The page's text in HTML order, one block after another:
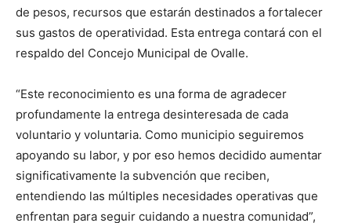
de pesos, recursos que estarán destinados a fortalecer
sus gastos de operatividad. Esta entrega contará con el
respaldo del Concejo Municipal de Ovalle.
“Este reconocimiento es una forma de agradecer
profundamente la entrega desinteresada de cada
voluntario y voluntaria. Como municipio seguiremos
apoyando su labor, y por eso hemos decidido aumentar
significativamente la subvención que reciben,
entendiendo las múltiples necesidades operativas que
enfrentan para seguir cuidando a nuestra comunidad”,